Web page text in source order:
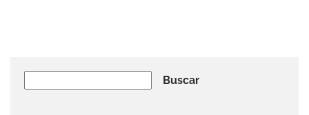
Buscar